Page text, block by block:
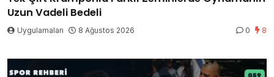
Uzun Vadeli Bedeli
Uygulamaları 8 Ağustos 2026 0 8